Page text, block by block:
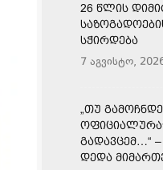
26 ᲬᲚᲘᲡ
ᲡᲭᲘᲠᲓᲔᲑᲐ
7 აგვისტო,
„ᲗᲣ
ᲒᲐᲓᲐᲕᲪᲔᲛ…“
ᲓᲔᲓᲐ